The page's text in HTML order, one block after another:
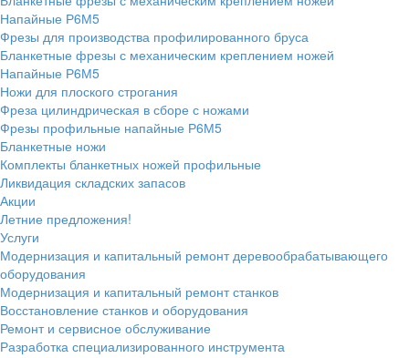
Напайные Р6М5
Фрезы для производства профилированного бруса
Бланкетные фрезы с механическим креплением ножей
Напайные Р6М5
Ножи для плоского строгания
Фреза цилиндрическая в сборе с ножами
Фрезы профильные напайные Р6М5
Бланкетные ножи
Комплекты бланкетных ножей профильные
Ликвидация складских запасов
Акции
Летние предложения!
Услуги
Модернизация и капитальный ремонт деревообрабатывающего
оборудования
Модернизация и капитальный ремонт станков
Восстановление станков и оборудования
Ремонт и сервисное обслуживание
Разработка специализированного инструмента